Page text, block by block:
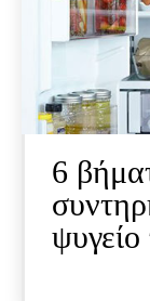
6
ψυγείο